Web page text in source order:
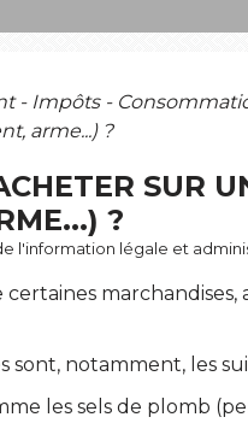
- Impôts -
arme...) ?
SUR
?
l'information légale et
sont, notamment, les
les sels de plomb